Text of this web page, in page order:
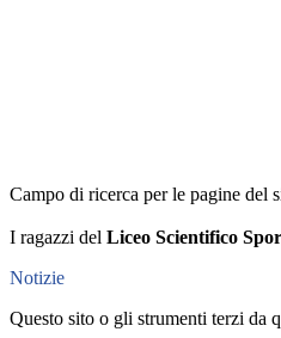
Campo di ricerca per le pagine del
I ragazzi del Liceo Scientifico
Notizie
Questo sito o gli strumenti terzi da